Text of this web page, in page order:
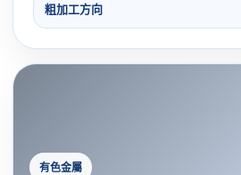
粗加工方向
有色金屬